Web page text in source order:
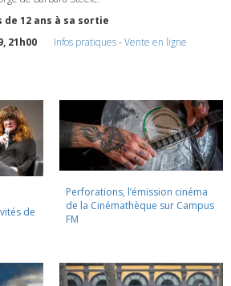
12 ans à sa sortie
21h00
Infos pratiques-Vente en ligne
de
Perforations, l’émission cinéma
de la Cinémathèque sur Campus
FM